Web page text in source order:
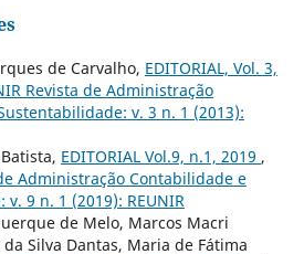
de Carvalho, EDITORIAL, Vol. 3,
Revista de Administração
v. 3 n. 1 (2013):
EDITORIAL Vol.9, n.1, 2019 ,
Administração Contabilidade e
9 n. 1 (2019): REUNIR
de Melo, Marcos Macri
Silva Dantas, Maria de Fátima